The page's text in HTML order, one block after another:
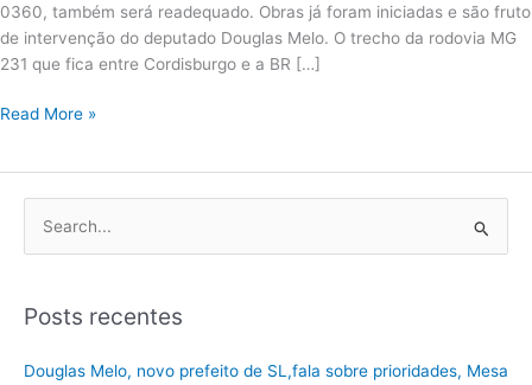
0360, também será readequado. Obras já foram iniciadas e são fruto
de intervenção do deputado Douglas Melo. O trecho da rodovia MG
231 que fica entre Cordisburgo e a BR […]
Read More »
qPosts recentes
Douglas Melo, novo prefeito de SL,fala sobre prioridades, Mesa